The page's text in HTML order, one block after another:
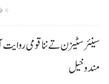
0
سینئر سٹیزن تے ننا قومی
مندوخیل